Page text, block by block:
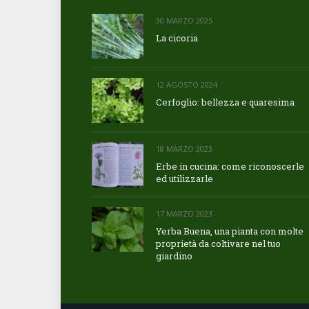
30 MARZO 2025
La cicoria
12 AGOSTO 2024
Cerfoglio: bellezza e quaresima
18 MARZO 2023
Erbe in cucina: come riconoscerle
ed utilizzarle
17 MARZO 2023
Yerba Buena, una pianta con molte
proprietà da coltivare nel tuo
giardino